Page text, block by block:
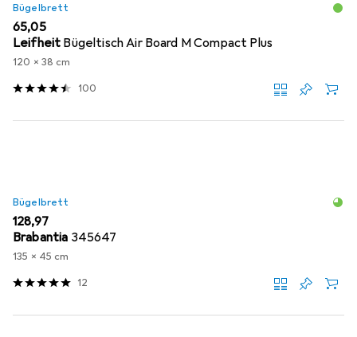
Bügelbrett
EUR
65,05
Leifheit Bügeltisch Air Board M Compact Plus
120 x 38 cm
100
Bügelbrett
EUR
128,97
Brabantia 345647
135 x 45 cm
12